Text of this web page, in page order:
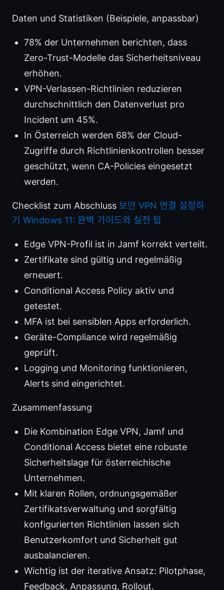
Daten und Statistiken (Beispiele, anpassbar)
78% der Unternehmen berichten, dass
Zero-Trust-Modelle das Sicherheitsniveau
erhöhen.
VPN-Verlassen-Richtlinien reduzieren
durchschnittlich den Datenverlust pro
Incident um 45%.
In Österreich werden 68% der Cloud-
Zugriffe durch Richtlinienkontrollen besser
geschützt, wenn CA-Policies eingesetzt
werden.
Checklist zum Abschluss 보안 VPN 연결 설정하
기 Windows 11: 완벽 가이드와 실전 팁
Edge VPN-Profil ist in Jamf korrekt verteilt.
Zertifikate sind gültig und regelmäßig
erneuert.
Conditional Access Policy aktiv und
getestet.
MFA ist bei sensiblen Apps erforderlich.
Geräte-Compliance wird regelmäßig
geprüft.
Logging und Monitoring funktionieren,
Alerts sind eingerichtet.
Zusammenfassung
Die Kombination Edge VPN, Jamf und
Conditional Access bietet eine robuste
Sicherheitslage für österreichische
Unternehmen.
Mit klaren Rollen, ordnungsgemäßer
Zertifikatsverwaltung und sorgfältig
konfigurierten Richtlinien lassen sich
Benutzerkomfort und Sicherheit gut
ausbalancieren.
Wichtig ist der iterative Ansatz: Pilotphase,
Feedback, Anpassung, Rollout.